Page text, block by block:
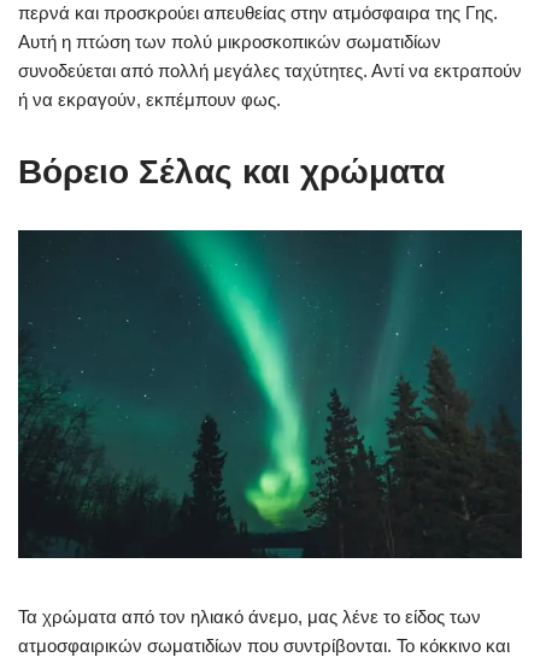
περνά και προσκρούει απευθείας στην ατμόσφαιρα της Γης.
Αυτή η πτώση των πολύ μικροσκοπικών σωματιδίων
συνοδεύεται από πολλή μεγάλες ταχύτητες. Αντί να εκτραπούν
ή να εκραγούν, εκπέμπουν φως.
Βόρειο Σέλας και χρώματα
Τα χρώματα από τον ηλιακό άνεμο, μας λένε το είδος των
ατμοσφαιρικών σωματιδίων που συντρίβονται. Το κόκκινο και